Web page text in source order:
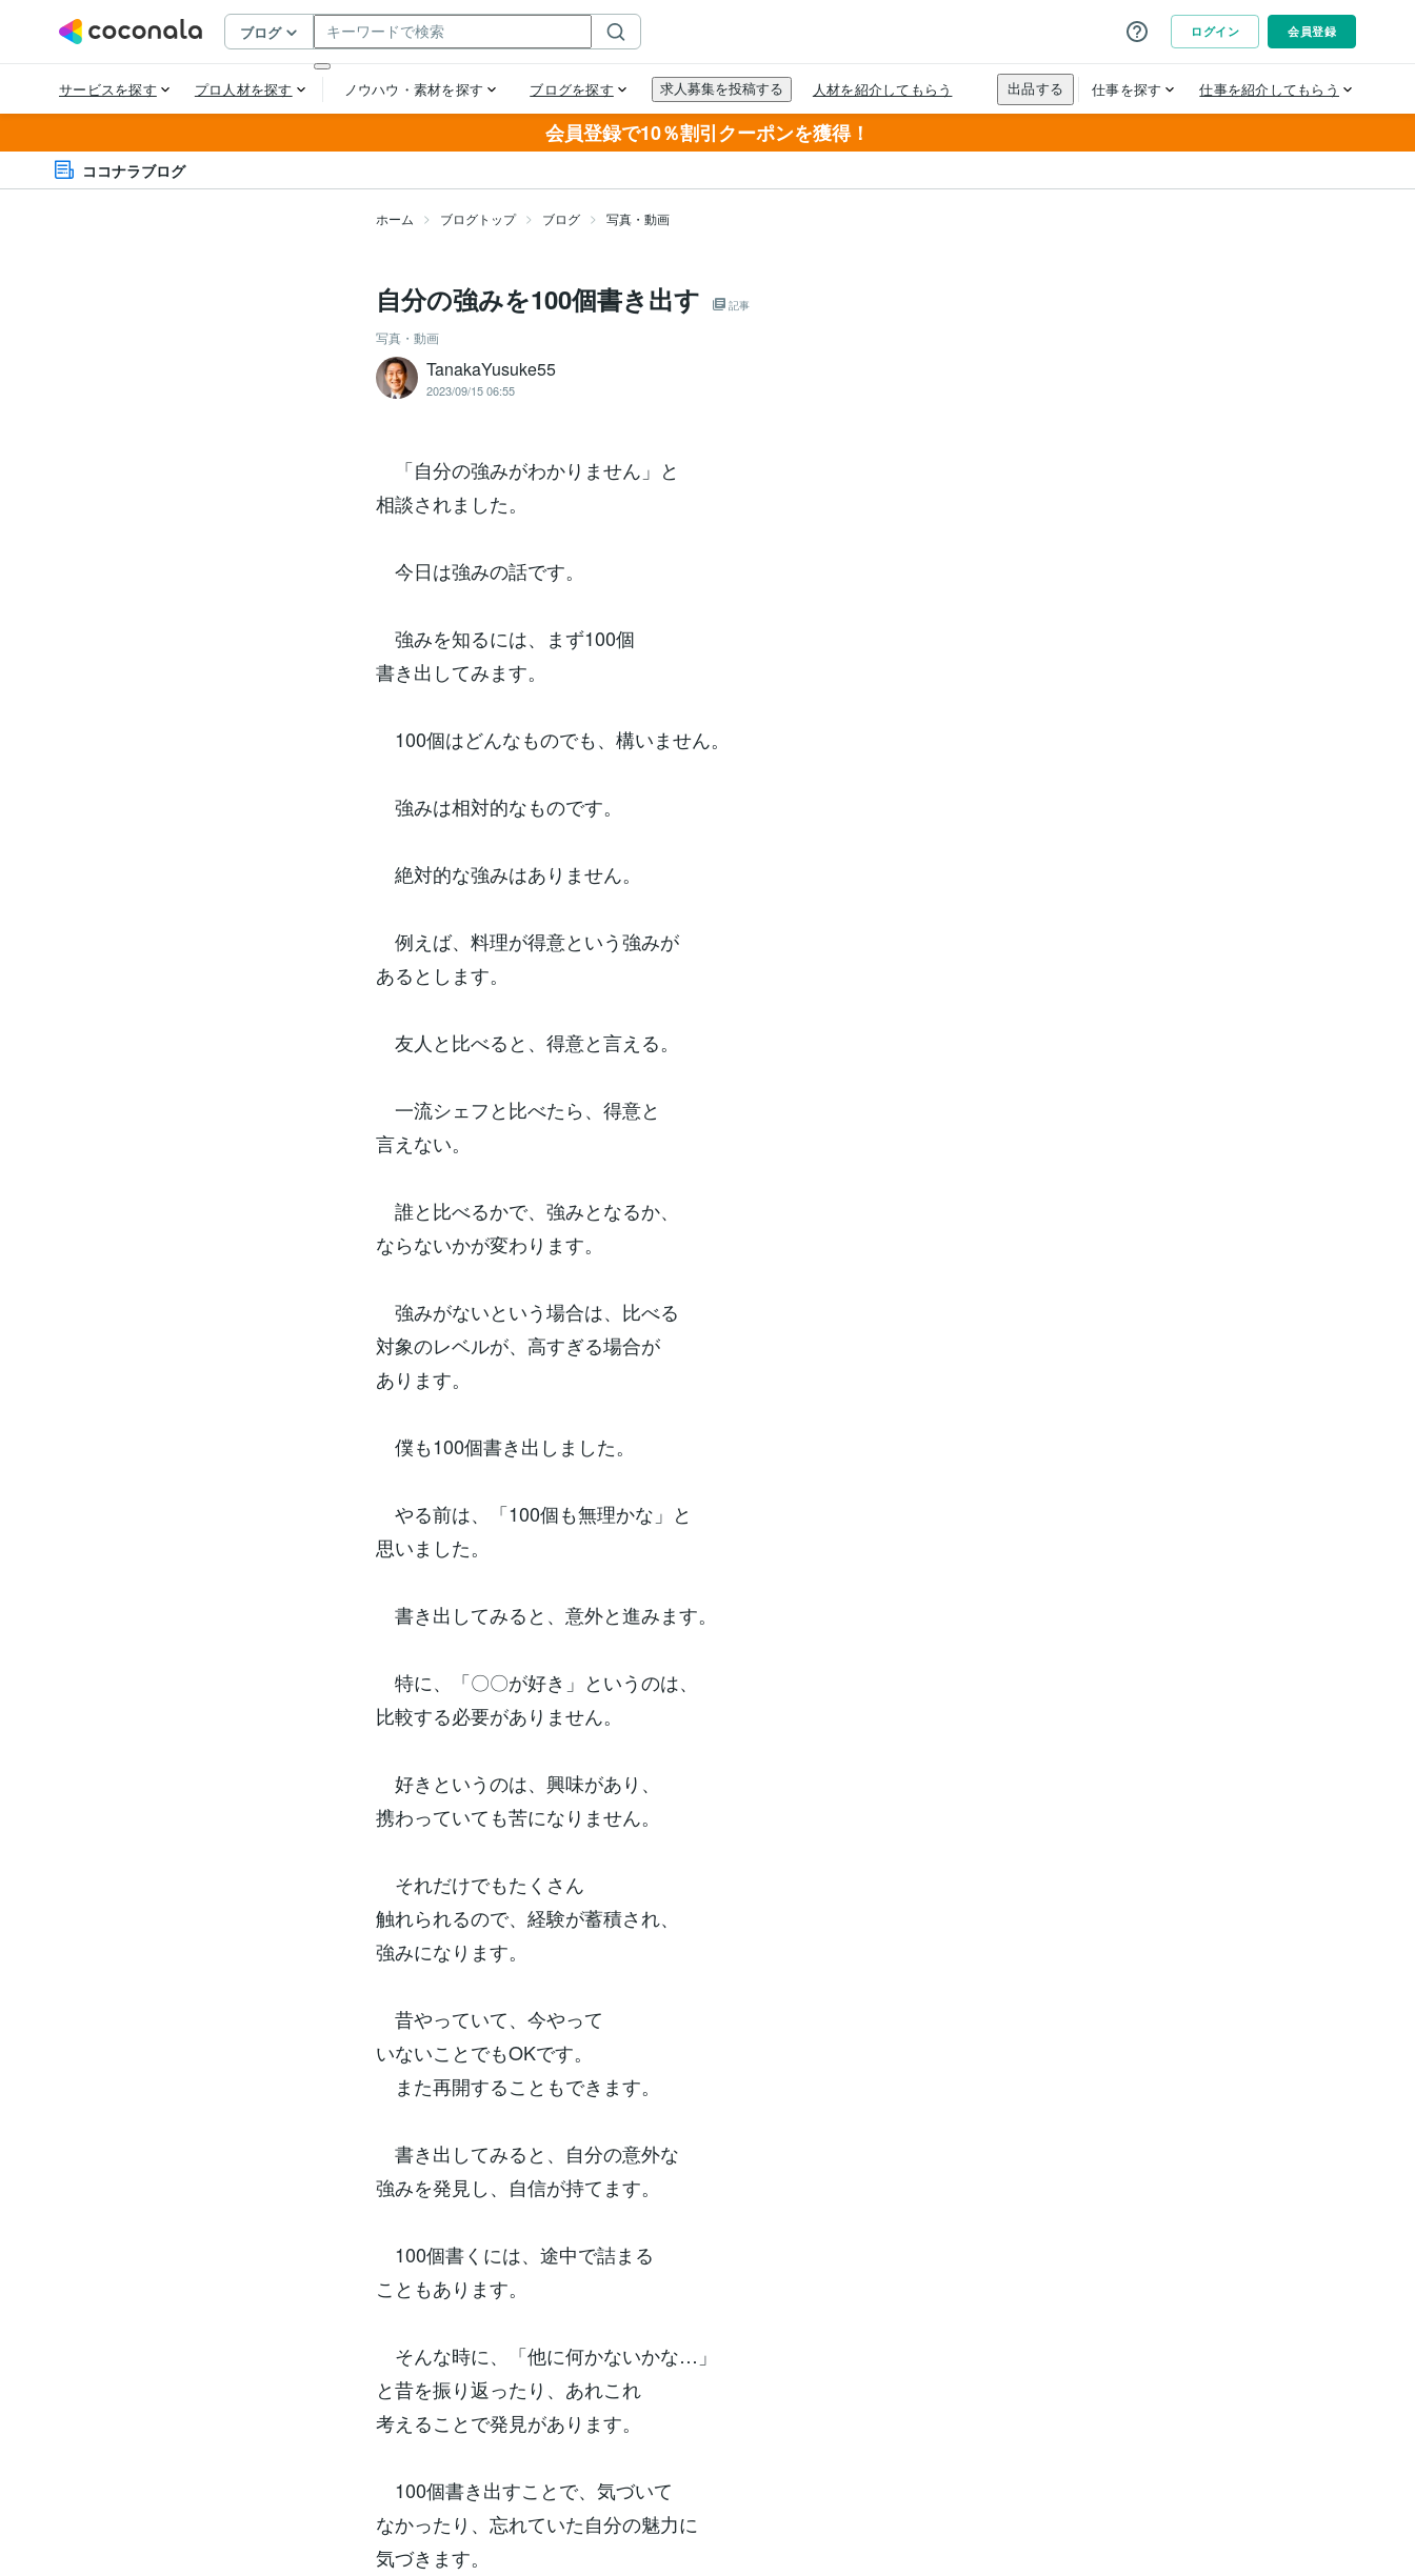
会員登録で10％割引クーポンを獲得！
ココナラブログ
ホーム ブログトップ ブログ 写真・動画
自分の強みを100個書き出す 記事
写真・動画
TanakaYusuke55
2023/09/15 06:55
「自分の強みがわかりません」と
相談されました。
今日は強みの話です。
強みを知るには、まず100個
書き出してみます。
100個はどんなものでも、構いません。
強みは相対的なものです。
絶対的な強みはありません。
例えば、料理が得意という強みが
あるとします。
友人と比べると、得意と言える。
一流シェフと比べたら、得意と
言えない。
誰と比べるかで、強みとなるか、
ならないかが変わります。
強みがないという場合は、比べる
対象のレベルが、高すぎる場合が
あります。
僕も100個書き出しました。
やる前は、「100個も無理かな」と
思いました。
書き出してみると、意外と進みます。
特に、「〇〇が好き」というのは、
比較する必要がありません。
好きというのは、興味があり、
携わっていても苦になりません。
それだけでもたくさん
触れられるので、経験が蓄積され、
強みになります。
昔やっていて、今やって
いないことでもOKです。
また再開することもできます。
書き出してみると、自分の意外な
強みを発見し、自信が持てます。
100個書くには、途中で詰まる
こともあります。
そんな時に、「他に何かないかな…」
と昔を振り返ったり、あれこれ
考えることで発見があります。
100個書き出すことで、気づいて
なかったり、忘れていた自分の魅力に
気づきます。